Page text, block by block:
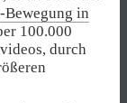
Bewegung in
100.000
durch